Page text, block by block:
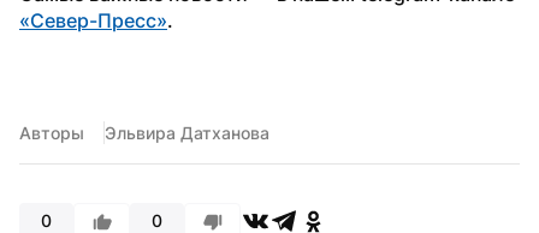
«Север-Пресс».
Авторы Эльвира Датханова
0 0